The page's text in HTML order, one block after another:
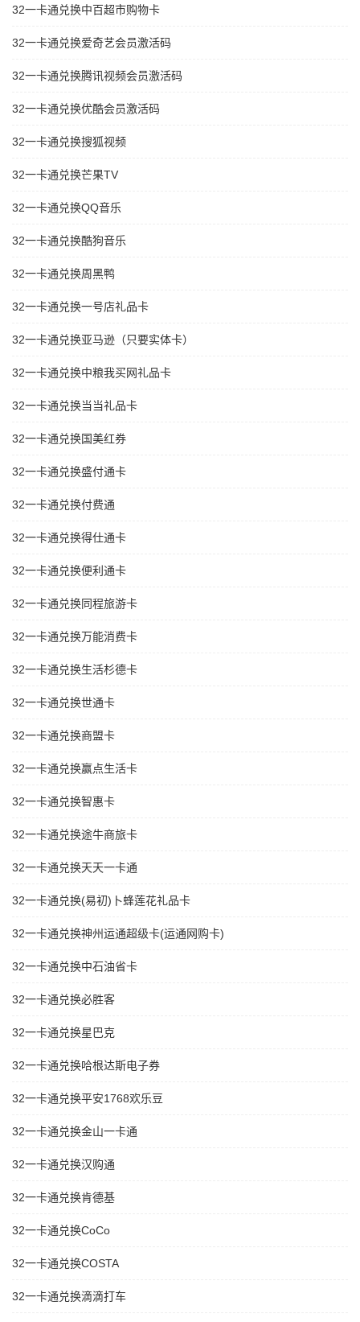
32一卡通兑换中百超市购物卡
32一卡通兑换爱奇艺会员激活码
32一卡通兑换腾讯视频会员激活码
32一卡通兑换优酷会员激活码
32一卡通兑换搜狐视频
32一卡通兑换芒果TV
32一卡通兑换QQ音乐
32一卡通兑换酷狗音乐
32一卡通兑换周黑鸭
32一卡通兑换一号店礼品卡
32一卡通兑换亚马逊（只要实体卡）
32一卡通兑换中粮我买网礼品卡
32一卡通兑换当当礼品卡
32一卡通兑换国美红券
32一卡通兑换盛付通卡
32一卡通兑换付费通
32一卡通兑换得仕通卡
32一卡通兑换便利通卡
32一卡通兑换同程旅游卡
32一卡通兑换万能消费卡
32一卡通兑换生活杉德卡
32一卡通兑换世通卡
32一卡通兑换商盟卡
32一卡通兑换赢点生活卡
32一卡通兑换智惠卡
32一卡通兑换途牛商旅卡
32一卡通兑换天天一卡通
32一卡通兑换(易初)卜蜂莲花礼品卡
32一卡通兑换神州运通超级卡(运通网购卡)
32一卡通兑换中石油省卡
32一卡通兑换必胜客
32一卡通兑换星巴克
32一卡通兑换哈根达斯电子券
32一卡通兑换平安1768欢乐豆
32一卡通兑换金山一卡通
32一卡通兑换汉购通
32一卡通兑换肯德基
32一卡通兑换CoCo
32一卡通兑换COSTA
32一卡通兑换滴滴打车